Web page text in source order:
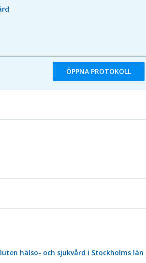
ÖPPNA PROTOKOLL
hälso- och sjukvård i Stockholms län